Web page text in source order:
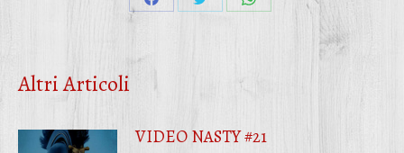
CondividiCondividiCondividi
Altri Articoli
VIDEO NASTY #21